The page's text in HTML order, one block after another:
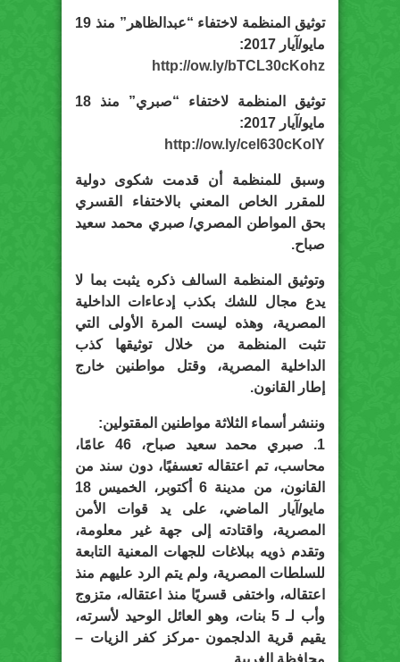
توثيق المنظمة لاختفاء “عبدالظاهر” منذ 19
مايو/آيار 2017:
http://ow.ly/bTCL30cKohz
توثيق المنظمة لاختفاء “صبري” منذ 18
مايو/آيار 2017:
http://ow.ly/cel630cKolY
وسبق للمنظمة أن قدمت شكوى دولية
للمقرر الخاص المعني بالاختفاء القسري
بحق المواطن المصري/ صبري محمد سعيد
صباح.
وتوثيق المنظمة السالف ذكره يثبت بما لا
يدع مجال للشك بكذب إدعاءات الداخلية
المصرية، وهذه ليست المرة الأولى التي
تثبت المنظمة من خلال توثيقها كذب
الداخلية المصرية، وقتل مواطنين خارج
إطار القانون.
وننشر أسماء الثلاثة مواطنين المقتولين:
1. صبري محمد سعيد صباح، 46 عامًا،
محاسب، تم اعتقاله تعسفيًا، دون سند من
القانون، من مدينة 6 أكتوبر، الخميس 18
مايو/آيار الماضي، على يد قوات الأمن
المصرية، واقتادته إلى جهة غير معلومة،
وتقدم ذويه ببلاغات للجهات المعنية التابعة
للسلطات المصرية، ولم يتم الرد عليهم منذ
اعتقاله، واختفى قسريًا منذ اعتقاله، متزوج
وأب لـ 5 بنات، وهو العائل الوحيد لأسرته،
يقيم قرية الدلجمون -مركز كفر الزيات –
محافظة الغربية.